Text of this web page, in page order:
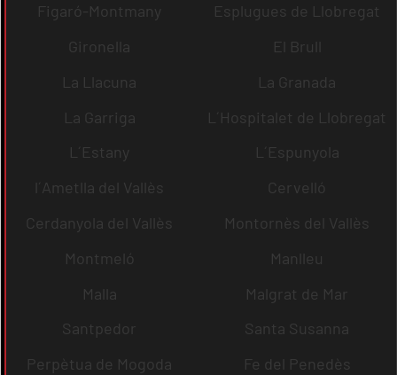
Figaró-Montmany
Esplugues de Llobregat
Gironella
El Brull
La Llacuna
La Granada
La Garriga
L´Hospitalet de Llobregat
L´Estany
L´Espunyola
l´Ametlla del Vallès
Cervelló
Cerdanyola del Vallès
Montornès del Vallès
Montmeló
Manlleu
Malla
Malgrat de Mar
Santpedor
Santa Susanna
Perpètua de Mogoda
Fe del Penedès